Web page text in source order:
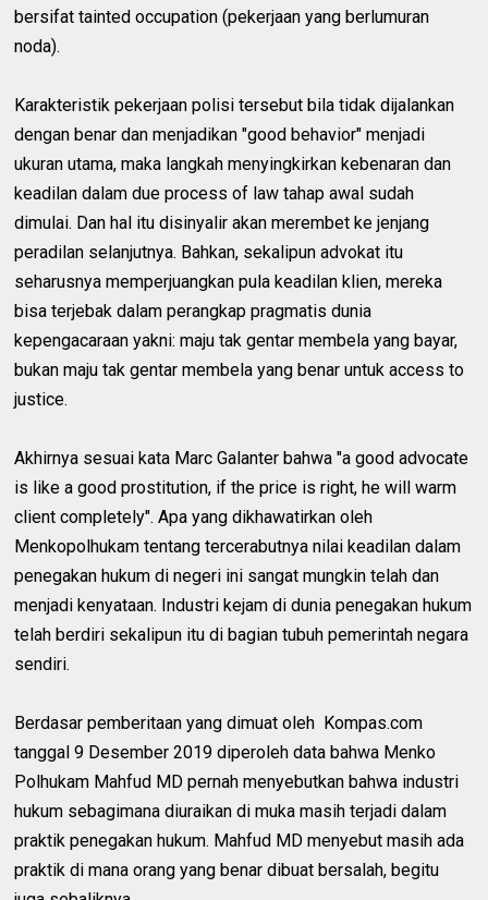
bersifat tainted occupation (pekerjaan yang berlumuran
noda).
Karakteristik pekerjaan polisi tersebut bila tidak dijalankan
dengan benar dan menjadikan "good behavior" menjadi
ukuran utama, maka langkah menyingkirkan kebenaran dan
keadilan dalam due process of law tahap awal sudah
dimulai. Dan hal itu disinyalir akan merembet ke jenjang
peradilan selanjutnya. Bahkan, sekalipun advokat itu
seharusnya memperjuangkan pula keadilan klien, mereka
bisa terjebak dalam perangkap pragmatis dunia
kepengacaraan yakni: maju tak gentar membela yang bayar,
bukan maju tak gentar membela yang benar untuk access to
justice.
Akhirnya sesuai kata Marc Galanter bahwa "a good advocate
is like a good prostitution, if the price is right, he will warm
client completely". Apa yang dikhawatirkan oleh
Menkopolhukam tentang tercerabutnya nilai keadilan dalam
penegakan hukum di negeri ini sangat mungkin telah dan
menjadi kenyataan. Industri kejam di dunia penegakan hukum
telah berdiri sekalipun itu di bagian tubuh pemerintah negara
sendiri.
Berdasar pemberitaan yang dimuat oleh Kompas.com
tanggal 9 Desember 2019 diperoleh data bahwa Menko
Polhukam Mahfud MD pernah menyebutkan bahwa industri
hukum sebagimana diuraikan di muka masih terjadi dalam
praktik penegakan hukum. Mahfud MD menyebut masih ada
praktik di mana orang yang benar dibuat bersalah, begitu